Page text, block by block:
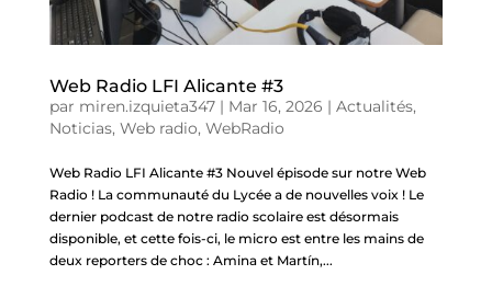
Web Radio LFI Alicante #3
par miren.izquieta347| Mar 16, 2026 | Actualités,
Noticias, Web radio, WebRadio
Web Radio LFI Alicante #3 Nouvel épisode sur notre Web
Radio ! La communauté du Lycée a de nouvelles voix ! Le
dernier podcast de notre radio scolaire est désormais
disponible, et cette fois-ci, le micro est entre les mains de
deux reporters de choc : Amina et Martín,...